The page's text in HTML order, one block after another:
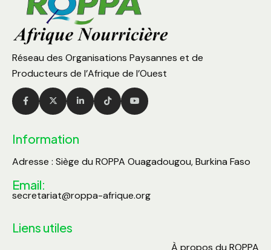
Réseau des Organisations Paysannes et de
Producteurs de l’Afrique de l’Ouest
Information
Adresse : Siège du ROPPA Ouagadougou, Burkina Faso
Email:
secretariat@roppa-afrique.org
Liens utiles
À propos du ROPPA